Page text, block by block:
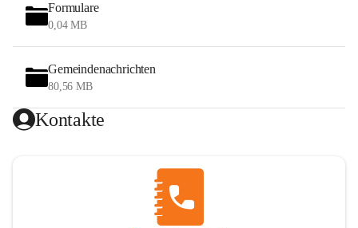
Formulare
0,04 MB
Gemeindenachrichten
80,56 MB
Kontakte